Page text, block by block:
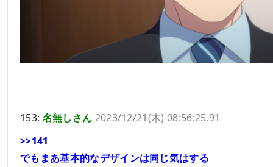
153: 名無しさん 2023/12/21(木) 08:56:25.91
>>141
でもまあ基本的なデザインは同じ気はする